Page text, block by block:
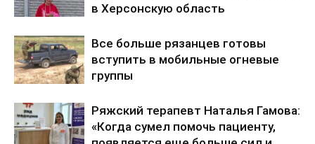
в Херсонскую область
Все больше рязанцев готовы
вступить в мобильные огневые
группы
Ряжский терапевт Наталья Гамова:
«Когда сумел помочь пациенту,